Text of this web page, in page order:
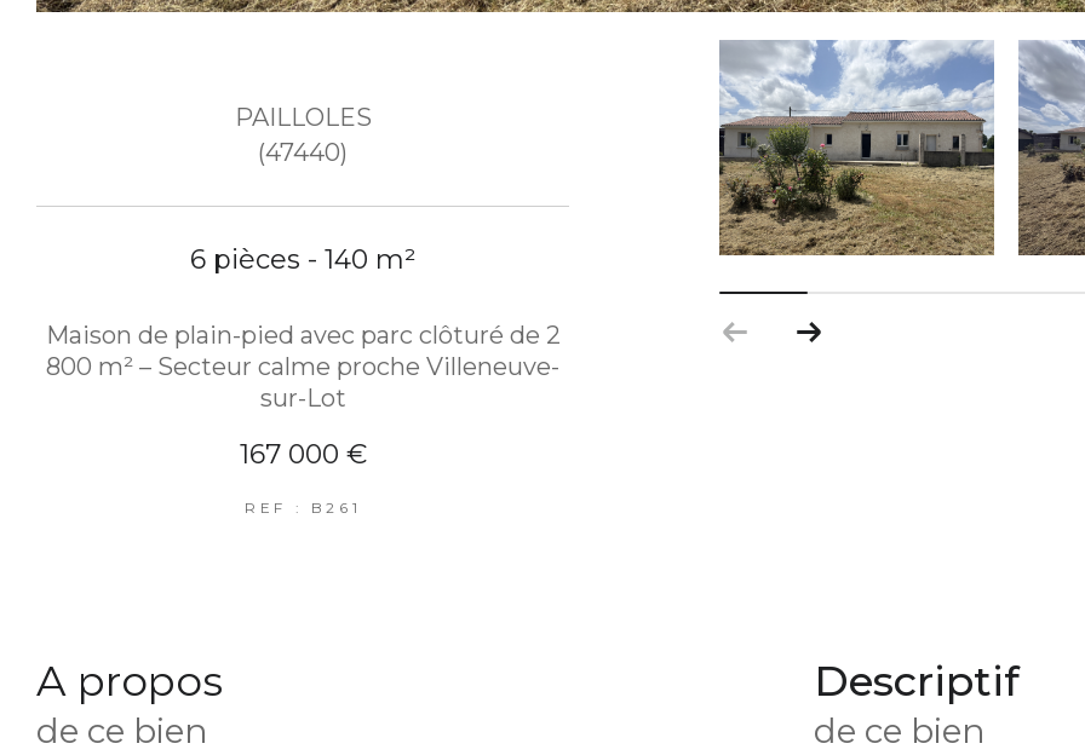
PAILLOLES
(47440)
6 pièces - 140 m²
Maison de plain-pied avec parc clôturé de 2
800 m² – Secteur calme proche Villeneuve-
sur-Lot
167 000 €
REF : B261
a propos
de ce bien
descriptif
de ce bien